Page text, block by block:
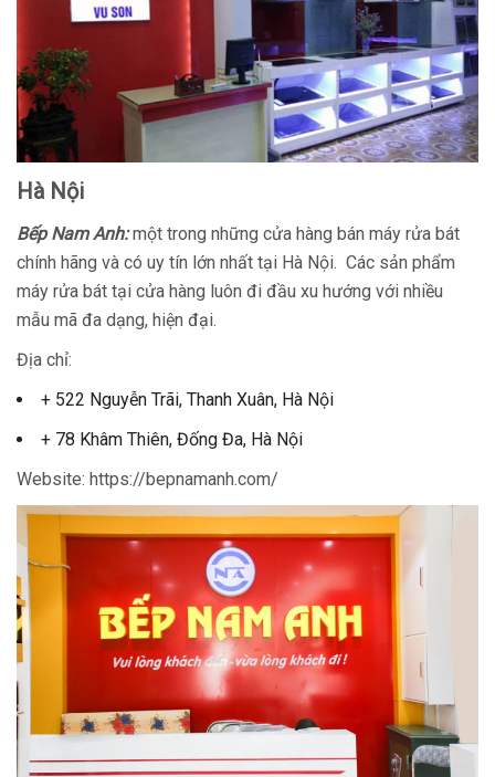
Hà Nội
Bếp Nam Anh: một trong những cửa hàng bán máy rửa bát
chính hãng và có uy tín lớn nhất tại Hà Nội. Các sản phẩm
máy rửa bát tại cửa hàng luôn đi đầu xu hướng với nhiều
mẫu mã đa dạng, hiện đại.
Địa chỉ:
+ 522 Nguyễn Trãi, Thanh Xuân, Hà Nội
+ 78 Khâm Thiên, Đống Đa, Hà Nội
Website: https://bepnamanh.com/